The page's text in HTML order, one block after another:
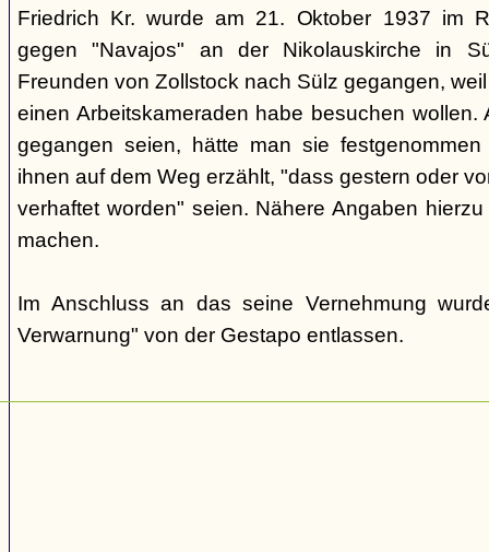
Friedrich Kr. wurde am 21. Oktober 1937 im
gegen "Navajos" an der Nikolauskirche in
Freunden von Zollstock nach Sülz gegangen,
einen Arbeitskameraden habe besuchen wollen.
gegangen seien, hätte man sie
ihnen auf dem Weg erzählt, "dass gestern oder
verhaftet worden" seien. Nähere Angaben
machen.
Im Anschluss an das seine Vernehmung
Verwarnung" von der Gestapo entlassen.